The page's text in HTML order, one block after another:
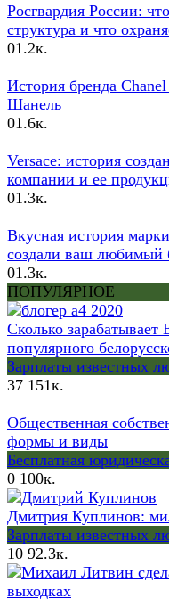
Росгвардия России:
структура и что
01.2к.
История бренда
Шанель
01.6к.
Versace: история
компании и ее
01.3к.
Вкусная история
создали ваш любимый
01.3к.
ПОПУЛЯРНОЕ
Сколько
популярного
Зарплаты известных
37 151к.
Общественная
формы и виды
Бесплатная
0 100к.
Дмитрия Куплинов:
Зарплаты известных
10 92.3к.